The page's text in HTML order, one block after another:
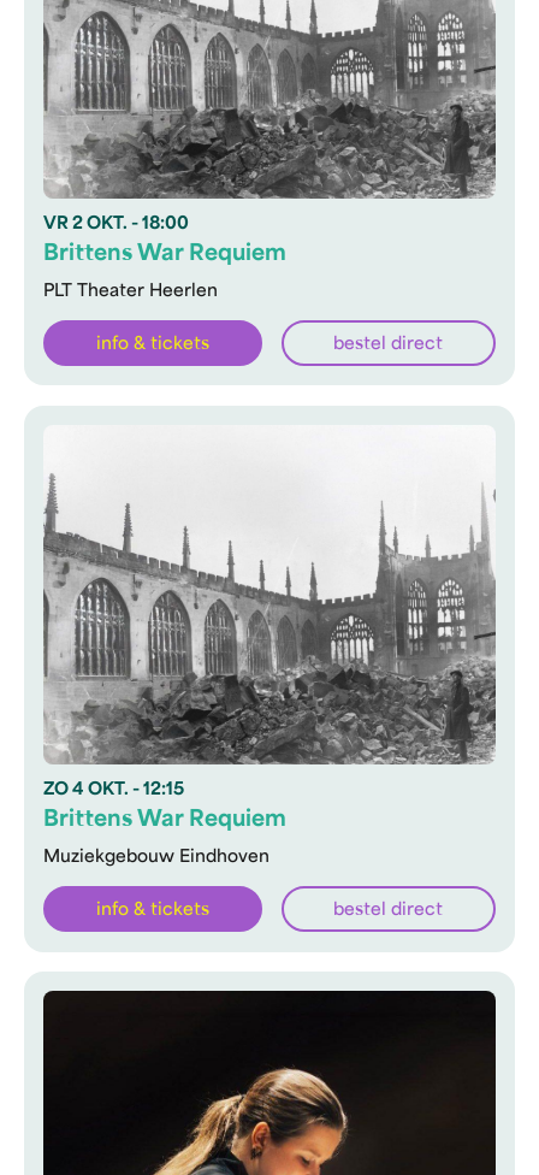
VR 2 OKT. - 18:00
PLT Theater Heerlen
Brittens War Requiem
info & tickets bestel direct
ZO 4 OKT. - 12:15
Muziekgebouw Eindhoven
Brittens War Requiem
info & tickets bestel direct